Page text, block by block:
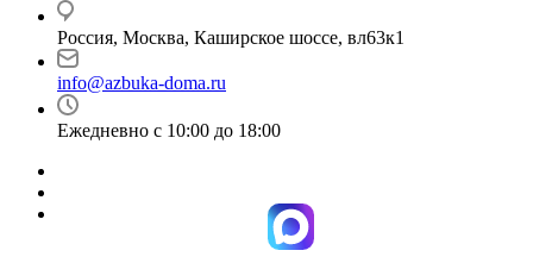
Россия, Москва, Каширское шоссе, вл63к1
info@azbuka-doma.ru
Ежедневно с 10:00 до 18:00